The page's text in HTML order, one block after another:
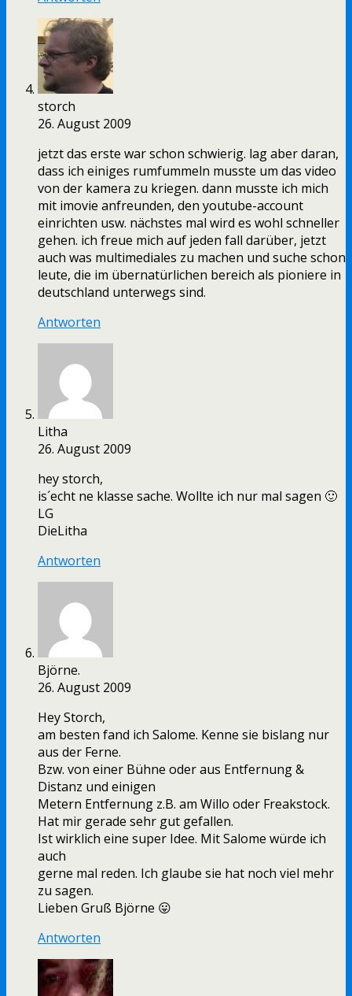
storch
26. August 2009
jetzt das erste war schon schwierig. lag aber daran,
dass ich einiges rumfummeln musste um das video
von der kamera zu kriegen. dann musste ich mich
mit imovie anfreunden, den youtube-account
einrichten usw. nächstes mal wird es wohl schneller
gehen. ich freue mich auf jeden fall darüber, jetzt
auch was multimediales zu machen und suche schon
leute, die im übernatürlichen bereich als pioniere in
deutschland unterwegs sind.
Antworten
Litha
26. August 2009
hey storch,
is´echt ne klasse sache. Wollte ich nur mal sagen 🙂
LG
DieLitha
Antworten
Björne.
26. August 2009
Hey Storch,
am besten fand ich Salome. Kenne sie bislang nur
aus der Ferne.
Bzw. von einer Bühne oder aus Entfernung &
Distanz und einigen
Metern Entfernung z.B. am Willo oder Freakstock.
Hat mir gerade sehr gut gefallen.
Ist wirklich eine super Idee. Mit Salome würde ich
auch
gerne mal reden. Ich glaube sie hat noch viel mehr
zu sagen.
Lieben Gruß Björne 😛
Antworten